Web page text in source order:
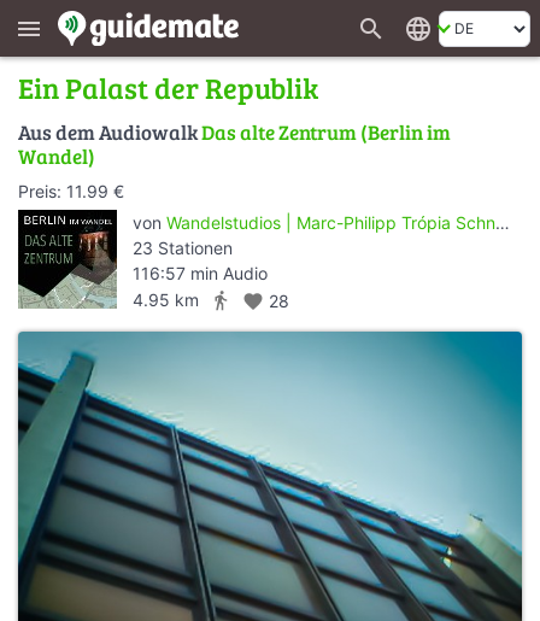
menu search language
Ein Palast der Republik
Aus dem AudiowalkDas alte Zentrum (Berlin im
Wandel)
Preis: 11.99 €
von Wandelstudios | Marc-Philipp Trópia Schneider
23 Stationen
116:57 min Audio
4.95 km
directions_walk favorite 28